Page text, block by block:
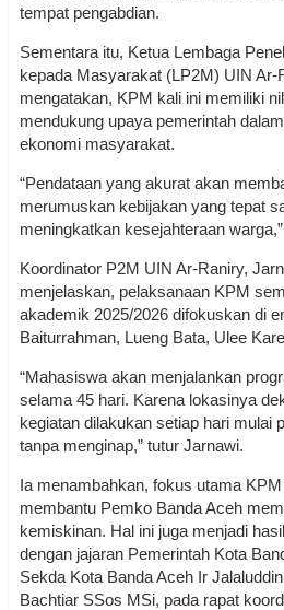
tempat pengabdian.
Sementara itu, Ketua Lembaga
kepada Masyarakat (LP2M) UIN Ar-
mengatakan, KPM kali ini memiliki
mendukung upaya pemerintah
ekonomi masyarakat.
“Pendataan yang akurat akan
merumuskan kebijakan yang tepat
meningkatkan kesejahteraan
Koordinator P2M UIN Ar-Raniry,
menjelaskan, pelaksanaan KPM
akademik 2025/2026 difokuskan di
Baiturrahman, Lueng Bata, Ulee
“Mahasiswa akan menjalankan
selama 45 hari. Karena lokasinya
kegiatan dilakukan setiap hari mulai
tanpa menginap,” tutur Jarnawi.
Ia menambahkan, fokus utama
membantu Pemko Banda Aceh
kemiskinan. Hal ini juga menjadi
dengan jajaran Pemerintah Kota
Sekda Kota Banda Aceh Ir
Bachtiar SSos MSi, pada rapat